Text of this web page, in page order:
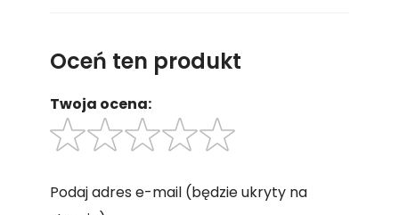
Oceń ten produkt
Twoja ocena:
Podaj adres e-mail (będzie ukryty na